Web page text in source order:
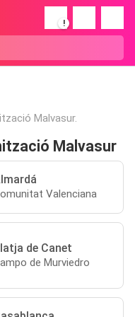
!
Malvasur.
Malvasur
Valenciana
de Canet
de Murviedro